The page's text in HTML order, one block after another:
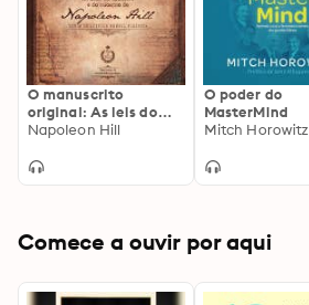
O manuscrito
original: As leis do
triunfo e do sucesso
Napoleon Hill
O poder do
MasterMind
Mitch Horowitz
Comece a ouvir por aqui